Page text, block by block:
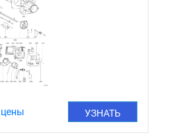
УЗНАТЬ
ЦЕНУ